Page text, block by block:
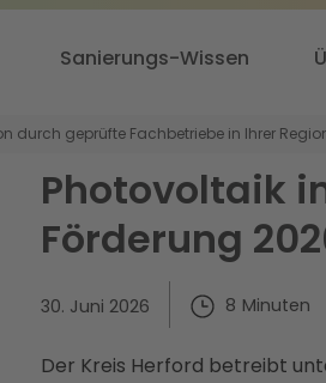
Sanierungs-Wissen
durch geprüfte Fachbetriebe in Ihrer
Photovoltaik
Förderung
30. Juni 2026 8 Minuten
Der Kreis Herford betreibt